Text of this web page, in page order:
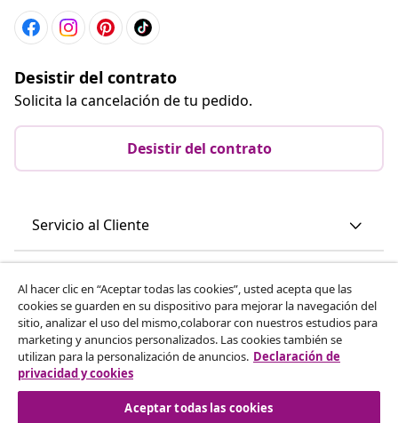
Desistir del contrato
Solicita la cancelación de tu pedido.
Desistir del contrato
Servicio al Cliente
vidaXL
Descubre mas
Al hacer clic en “Aceptar todas las cookies”, usted acepta que las
cookies se guarden en su dispositivo para mejorar la navegación del
sitio, analizar el uso del mismo,colaborar con nuestros estudios para
marketing y anuncios personalizados. Las cookies también se
utilizan para la personalización de anuncios. Declaración de
privacidad y cookies
Aceptar todas las cookies